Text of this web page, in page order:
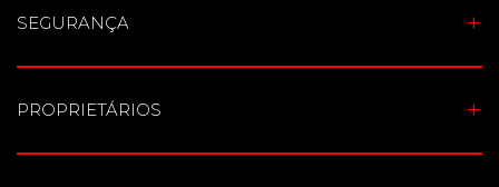
SEGURANÇA
PROPRIETÁRIOS